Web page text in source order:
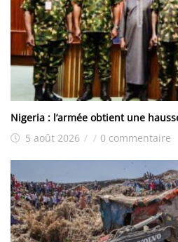
Nigeria : l’armée obtient une
5 août 2026 / / 0 commentaire